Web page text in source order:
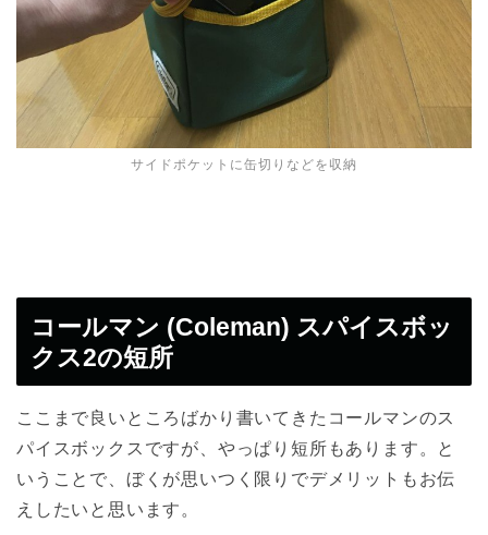
サイドポケットに缶切りなどを収納
コールマン (Coleman) スパイスボッ
クス2の短所
ここまで良いところばかり書いてきたコールマンのス
パイスボックスですが、やっぱり短所もあります。と
いうことで、ぼくが思いつく限りでデメリットもお伝
えしたいと思います。